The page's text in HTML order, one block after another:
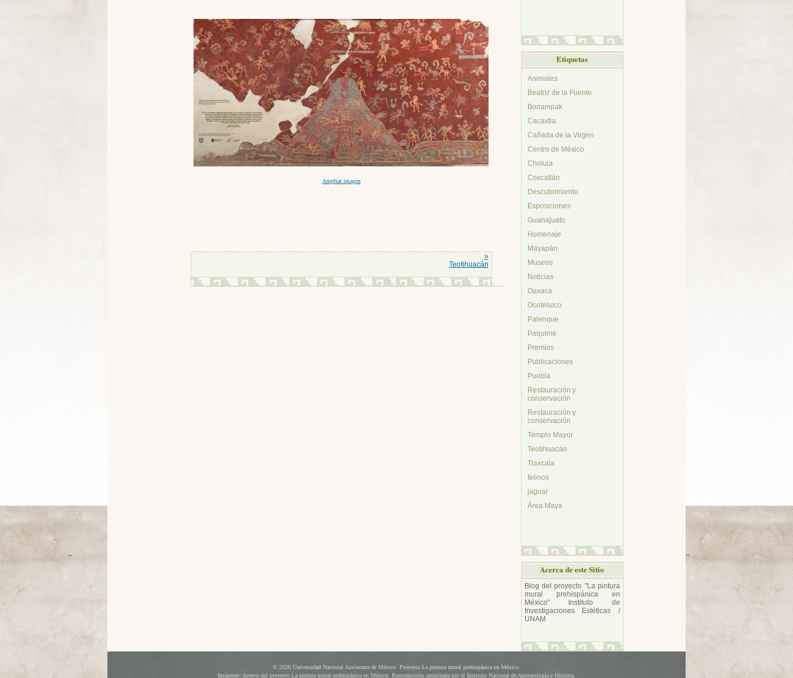
Ampliar imagen
»
Teotihuacán
Etiquetas
Animales
Beatriz de la Fuente
Bonampak
Cacaxtla
Cañada de la Virgen
Centro de México
Cholula
Coxcatlán
Descubrimiento
Exposiciones
Guanajuato
Homenaje
Mayapán
Museos
Noticias
Oaxaca
Ocotelulco
Palenque
Paquimé
Premios
Publicaciones
Puebla
Restauración y
conservación
Restauración y
conservación
Templo Mayor
Teotihuacán
Tlaxcala
felinos
jaguar
Área Maya
Acerca de este Sitio
Blog del proyecto "La pintura
mural prehispánica en
México" Instituto de
Investigaciones Estéticas /
UNAM
© 2026 Universidad Nacional Autónoma de México. Proyecto La pintura mural prehispánica en México.
Imágenes: Acervo del proyecto La pintura mural prehispánica en México. Reproducción autorizada por el Instituto Nacional de Antropología e Historia.